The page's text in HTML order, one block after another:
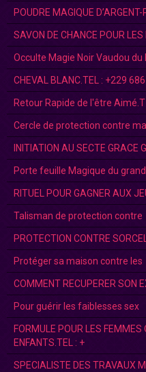
POUDRE MAGIQUE
SAVON DE CHANCE POUR
Occulte Magie Noir Vaudou du
CHEVAL BLANC.TEL : +229
Retour Rapide de l'être Aimé.T
Cercle de protection contre ma
INITIATION AU SECTE GRACE
Porte feuille Magique du grand
RITUEL POUR GAGNER AUX
Talisman de protection contre
PROTECTION CONTRE
Protéger sa maison contre les
COMMENT RECUPERER SON
Pour guérir les faiblesses sex
FORMULE POUR LES FEMMES
ENFANTS.TEL : +
SPECIALISTE DES TRAVAUX